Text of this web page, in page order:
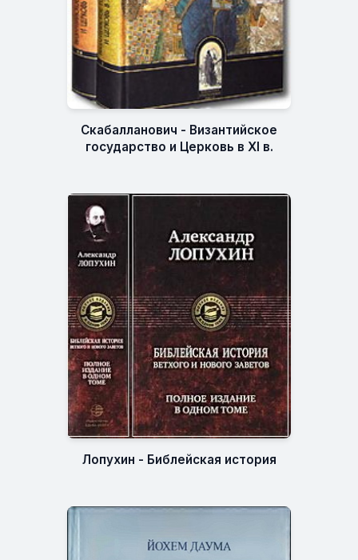
Скабалланович - Византийское
государство и Церковь в XI в.
Лопухин - Библейская история